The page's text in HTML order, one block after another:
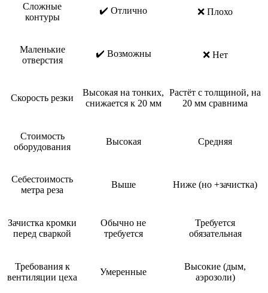
Сложные
контуры
✔️ Отлично ❌ Плохо
Маленькие
отверстия
✔️ Возможны ❌ Нет
Скорость резки
Высокая на тонких,
снижается к 20 мм
Растёт с толщиной, на
20 мм сравнима
Стоимость
оборудования
Высокая Средняя
Себестоимость
метра реза
Выше Ниже (но +зачистка)
Зачистка кромки
перед сваркой
Обычно не
требуется
Требуется
обязательная
Требования к
вентиляции цеха
Умеренные
Высокие (дым,
аэрозоли)